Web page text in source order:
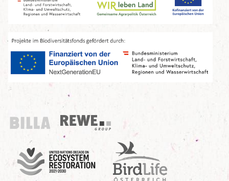
Billa
REWE Group
UN Decade
Birdlife